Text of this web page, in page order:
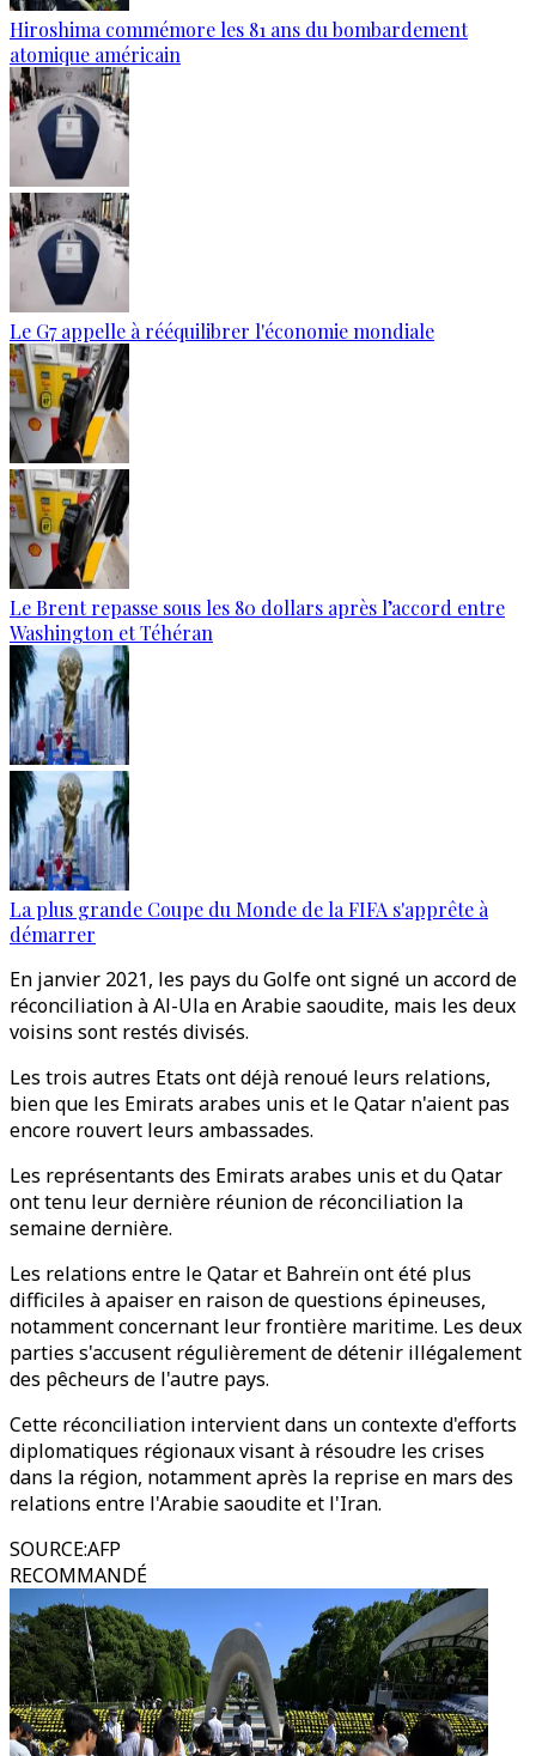
Hiroshima commémore les 81 ans du bombardement
atomique américain
Le G7 appelle à rééquilibrer l'économie mondiale
Le Brent repasse sous les 80 dollars après l’accord entre
Washington et Téhéran
La plus grande Coupe du Monde de la FIFA s'apprête à
démarrer
En janvier 2021, les pays du Golfe ont signé un accord de
réconciliation à Al-Ula en Arabie saoudite, mais les deux
voisins sont restés divisés.
Les trois autres Etats ont déjà renoué leurs relations,
bien que les Emirats arabes unis et le Qatar n'aient pas
encore rouvert leurs ambassades.
Les représentants des Emirats arabes unis et du Qatar
ont tenu leur dernière réunion de réconciliation la
semaine dernière.
Les relations entre le Qatar et Bahreïn ont été plus
difficiles à apaiser en raison de questions épineuses,
notamment concernant leur frontière maritime. Les deux
parties s'accusent régulièrement de détenir illégalement
des pêcheurs de l'autre pays.
Cette réconciliation intervient dans un contexte d'efforts
diplomatiques régionaux visant à résoudre les crises
dans la région, notamment après la reprise en mars des
relations entre l'Arabie saoudite et l'Iran.
SOURCE:AFP
RECOMMANDÉ